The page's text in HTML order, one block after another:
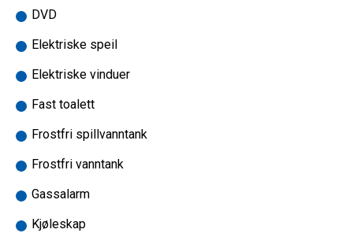
DVD
Elektriske speil
Elektriske vinduer
Fast toalett
Frostfri spillvanntank
Frostfri vanntank
Gassalarm
Kjøleskap